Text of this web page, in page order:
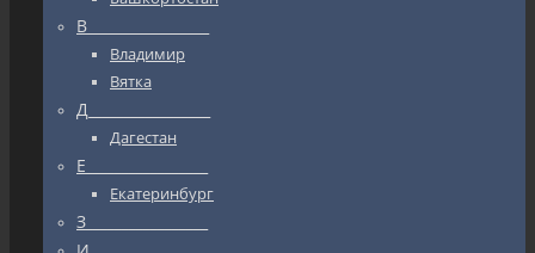
В_________________
Владимир
Вятка
Д_________________
Дагестан
Е_________________
Екатеринбург
З_________________